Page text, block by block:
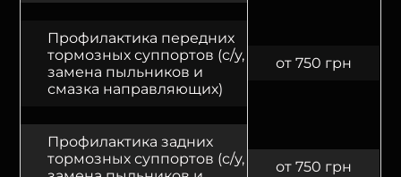
Профилактика передних
тормозных суппортов (с/у,
замена пыльников и
смазка направляющих)
от 750 грн
Профилактика задних
тормозных суппортов (с/у,
от 750 грн